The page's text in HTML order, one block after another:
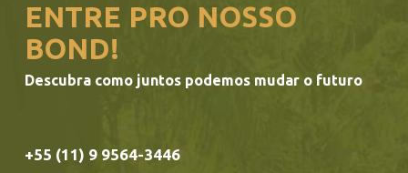
ENTRE PRO NOSSO
BOND!
Descubra como juntos podemos mudar o futuro
+55 (11) 9 9564-3446